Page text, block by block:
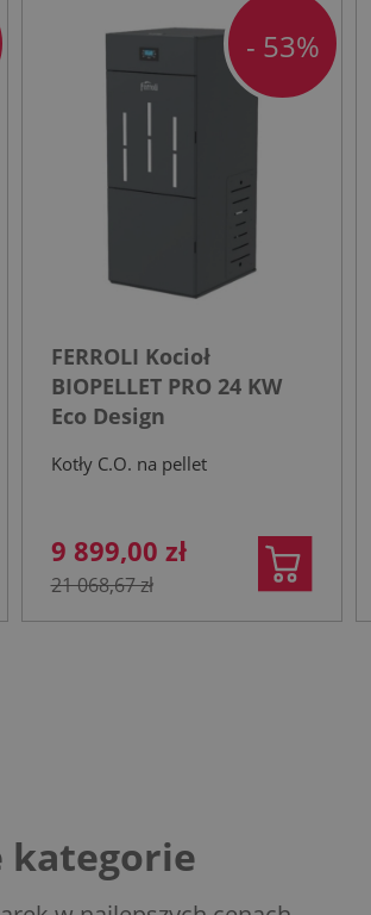
FERROLI Kocioł
BIOPELLET PRO 24 KW
Eco Design
Kotły C.O. na pellet
9 899,00 zł
21 068,67 zł
- 53%
kategorie